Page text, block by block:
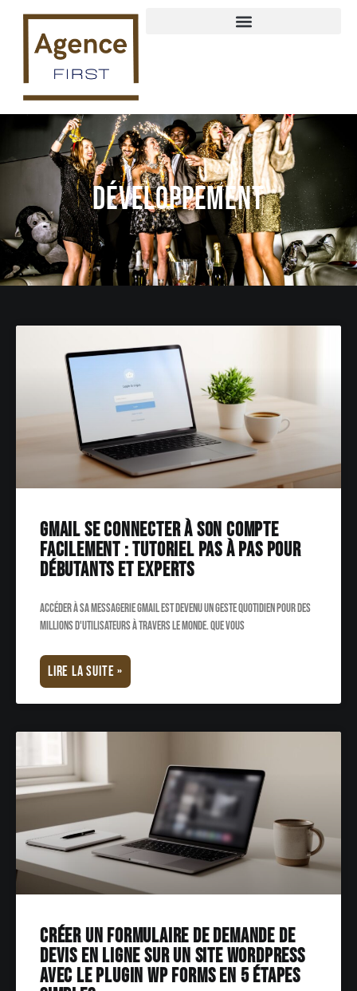
Développement
Gmail se connecter à son compte
facilement : tutoriel pas à pas pour
débutants et experts
Accéder à sa messagerie Gmail est devenu un geste quotidien pour des
millions d'utilisateurs à travers le monde. Que vous
LIRE LA SUITE »
Créer un formulaire de demande de
devis en ligne sur un site WordPress
avec le plugin WP Forms en 5 étapes